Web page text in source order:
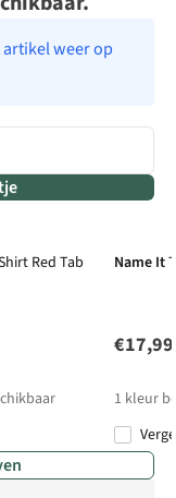
weer op
Red Tab
Name It
€17,99
1 kleur